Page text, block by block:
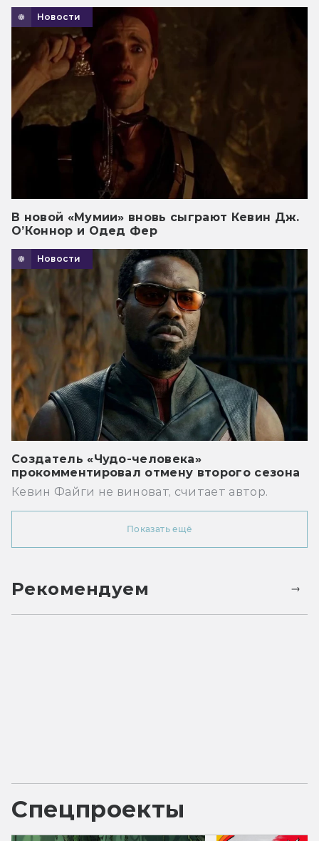
Новости
В новой «Мумии» вновь сыграют Кевин Дж.
О’Коннор и Одед Фер
Новости
Создатель «Чудо-человека»
прокомментировал отмену второго сезона
Кевин Файги не виноват, считает автор.
Показать ещё
Рекомендуем
Спецпроекты